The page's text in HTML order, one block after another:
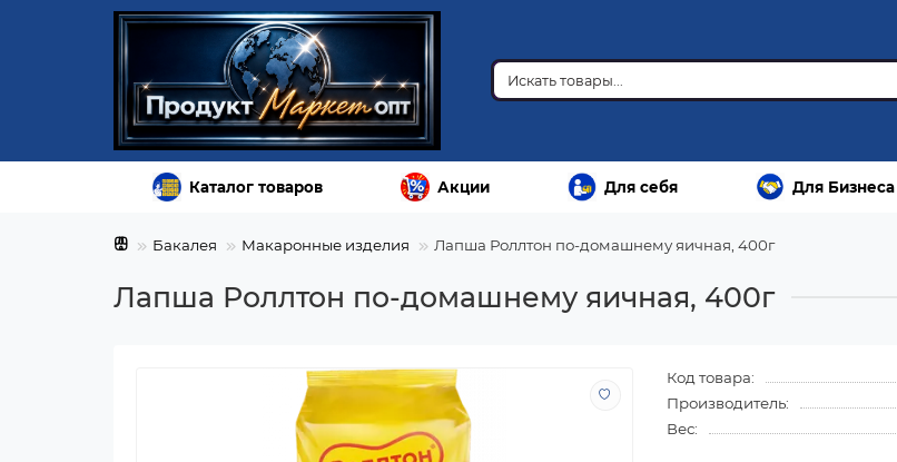
Каталог товаров Акции Для себя Для Бизнеса
Бакалея Макаронные изделия Лапша Роллтон по-домашнему яичная, 400г
Лапша Роллтон по-домашнему яичная, 400г
Код товара:
Производитель:
Вес: